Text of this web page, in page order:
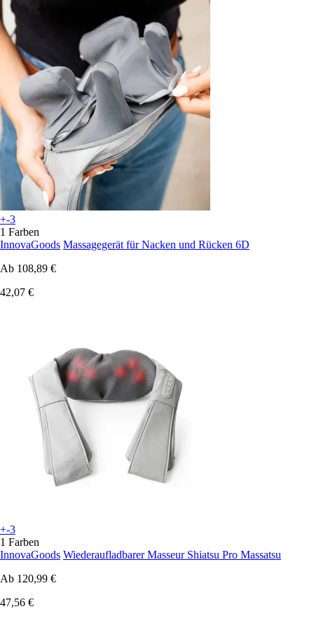
+-3
1 Farben
InnovaGoods Massagegerät für Nacken und Rücken 6D
Ab 108,89 €
42,07 €
+-3
1 Farben
InnovaGoods Wiederaufladbarer Masseur Shiatsu Pro Massatsu
Ab 120,99 €
47,56 €